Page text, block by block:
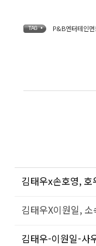
TAG • P&B엔터테인먼
김태우x손호영,
김태우X이원일, 소
김태우-이원일-사